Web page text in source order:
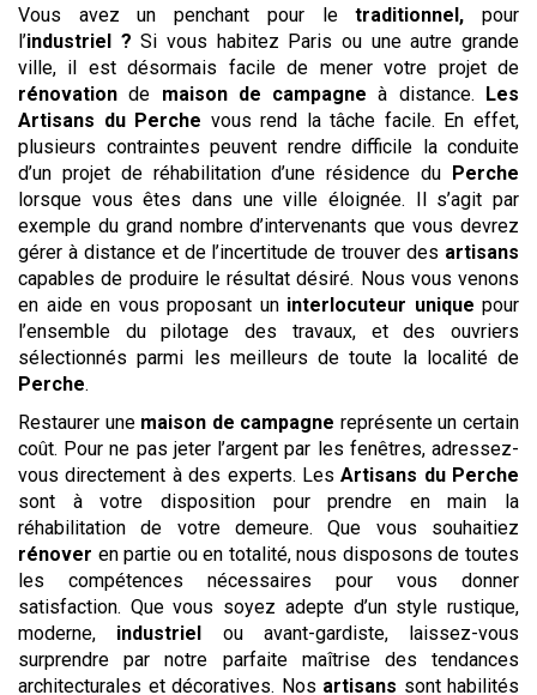
Vous avez un penchant pour letraditionnel,pour
l’industriel ? Si vous habitez Paris ou une autre grande
ville, il est désormais facile de mener votre projet de
rénovation de maison de campagneà distance.
Les
Artisans du Perche vous rend la tâche facile. En effet,
plusieurs contraintes peuvent rendre difficile la conduite
d’un projet de réhabilitation d’une résidence du
Perche
lorsque vous êtes dans une ville éloignée. Il s’agit par
exemple du grand nombre d’intervenants que vous devrez
gérer à distance et de l’incertitude de trouver des artisans
capables de produire le résultat désiré. Nous vous venons
en aide en vous proposant un interlocuteur unique pour
l’ensemble du pilotage des travaux, et des ouvriers
sélectionnés parmi les meilleurs de toute la localité de
Perche.
Restaurer une maison de campagne représente un certain
coût. Pour ne pas jeter l’argent par les fenêtres, adressez-
vous directement à des experts. LesArtisans du Perche
sont à votre disposition pour prendre en main la
réhabilitation de votre demeure. Que vous souhaitiez
rénover en partie ou en totalité, nous disposons de toutes
les compétences nécessaires pour vous donner
satisfaction. Que vous soyez adepte d’un style rustique,
moderne, industriel
ou avant-gardiste, laissez-vous
surprendre par notre parfaite maîtrise des tendances
architecturales et décoratives. Nos artisans sont habilités